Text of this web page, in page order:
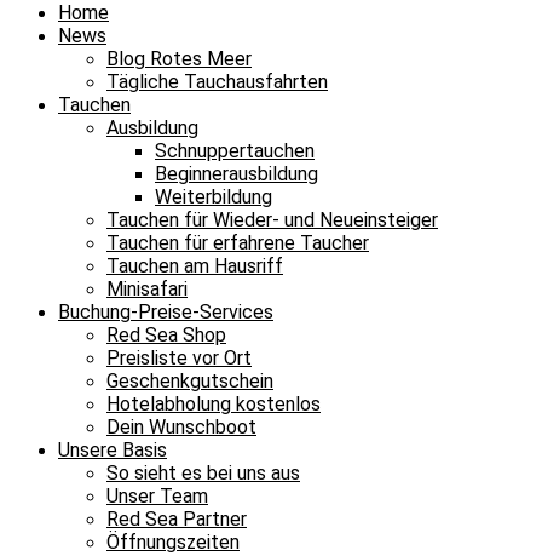
Home
News
Blog Rotes Meer
Tägliche Tauchausfahrten
Tauchen
Ausbildung
Schnuppertauchen
Beginnerausbildung
Weiterbildung
Tauchen für Wieder- und Neueinsteiger
Tauchen für erfahrene Taucher
Tauchen am Hausriff
Minisafari
Buchung-Preise-Services
Red Sea Shop
Preisliste vor Ort
Geschenkgutschein
Hotelabholung kostenlos
Dein Wunschboot
Unsere Basis
So sieht es bei uns aus
Unser Team
Red Sea Partner
Öffnungszeiten